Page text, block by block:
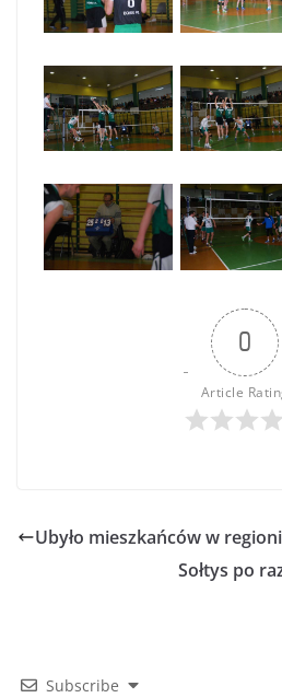
0
Article
Ubyło mieszkańców w
Sołtys po
Subscribe